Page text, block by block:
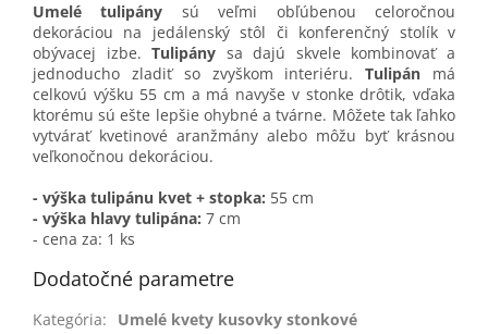
Umelé tulipány
sú veľmi obľúbenou celoročnou
dekoráciou na jedálenský stôl či konferenčný stolík v
obývacej izbe. Tulipány sa dajú skvele kombinovať a
jednoducho zladiť so zvyškom interiéru.Tulipán má
celkovú výšku 55 cm a má navyše v stonke drôtik, vďaka
ktorému sú ešte lepšie ohybné a tvárne. Môžete tak ľahko
vytvárať kvetinové aranžmány alebo môžu byť krásnou
veľkonočnou dekoráciou.
- výška tulipánu kvet + stopka: 55 cm
- výška hlavy tulipána: 7 cm
- cena za: 1 ks
Dodatočné parametre
Kategória:
Umelé kvety kusovky stonkové